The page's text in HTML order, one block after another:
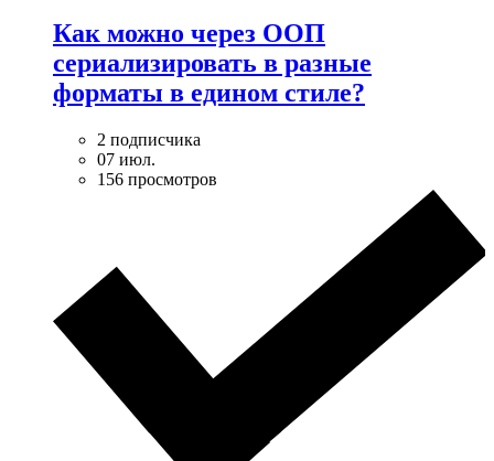
Как можно через ООП
сериализировать в разные
форматы в едином стиле?
2 подписчика
07 июл.
156 просмотров